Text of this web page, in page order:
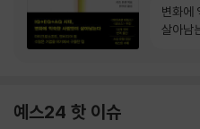
변화에
살아남
예스24 핫 이슈